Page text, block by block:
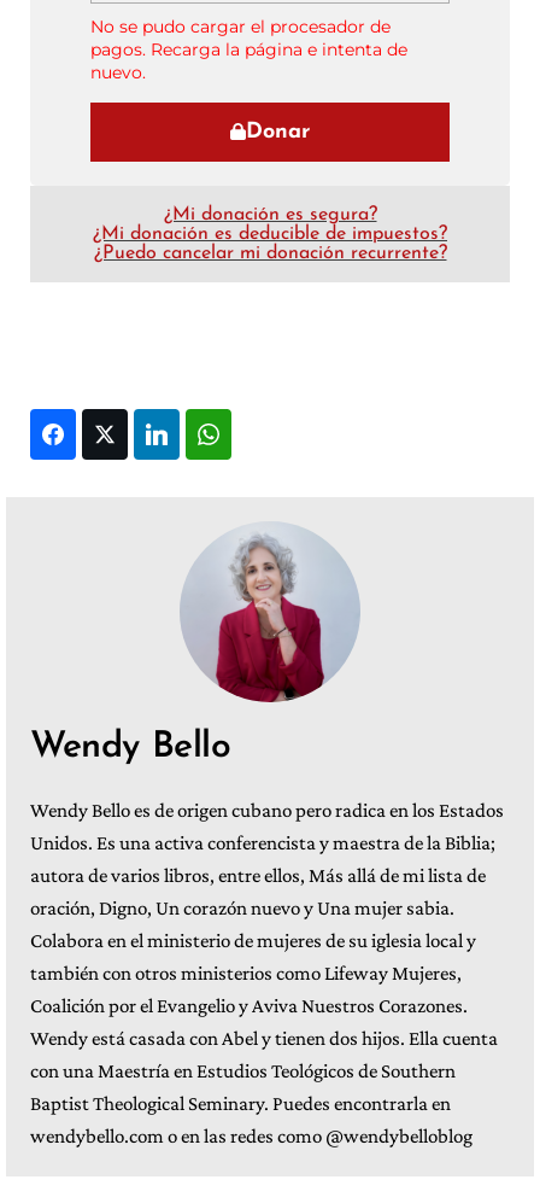
No se pudo cargar el procesador de
pagos. Recarga la página e intenta de
nuevo.
Donar
¿Mi donación es segura?
¿Mi donación es deducible de impuestos?
¿Puedo cancelar mi donación recurrente?
FacebookTwitter LinkedIn
Wendy Bello
Wendy Bello es de origen cubano pero radica en los Estados
Unidos. Es una activa conferencista y maestra de la Biblia;
autora de varios libros, entre ellos, Más allá de mi lista de
oración, Digno, Un corazón nuevo y Una mujer sabia.
Colabora en el ministerio de mujeres de su iglesia local y
también con otros ministerios como Lifeway Mujeres,
Coalición por el Evangelio y Aviva Nuestros Corazones.
Wendy está casada con Abel y tienen dos hijos. Ella cuenta
con una Maestría en Estudios Teológicos de Southern
Baptist Theological Seminary. Puedes encontrarla en
wendybello.com o en las redes como @wendybelloblog